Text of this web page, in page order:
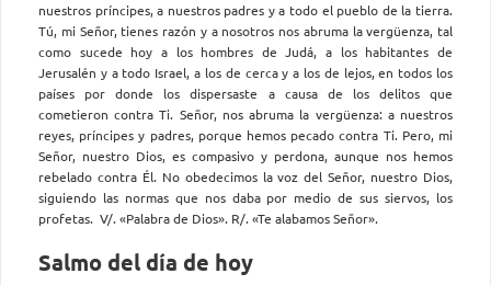
nuestros príncipes, a nuestros padres y a todo el pueblo de la tierra.
Tú, mi Señor, tienes razón y a nosotros nos abruma la vergüenza, tal
como sucede hoy a los hombres de Judá, a los habitantes de
Jerusalén y a todo Israel, a los de cerca y a los de lejos, en todos los
países por donde los dispersaste a causa de los delitos que
cometieron contra Ti. Señor, nos abruma la vergüenza: a nuestros
reyes, príncipes y padres, porque hemos pecado contra Ti. Pero, mi
Señor, nuestro Dios, es compasivo y perdona, aunque nos hemos
rebelado contra Él. No obedecimos la voz del Señor, nuestro Dios,
siguiendo las normas que nos daba por medio de sus siervos, los
profetas. V/. «Palabra de Dios». R/. «Te alabamos Señor».
Salmo del día de hoy